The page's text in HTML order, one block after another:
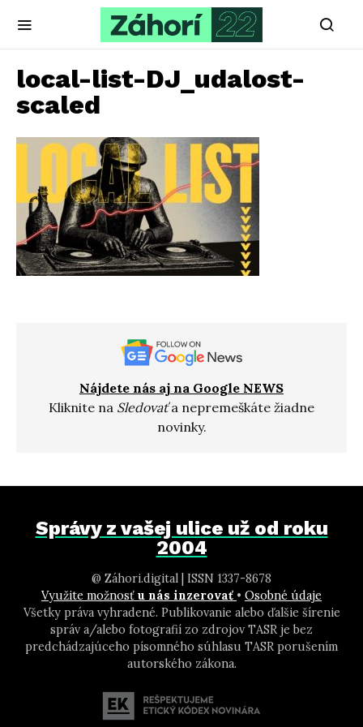
local-list-DJ_udalost-
scaled
Nájdete nás aj na Google NEWS
Kliknite na Sledovaťa nepremeškáte žiadne
novinky.
Správy z vašej ulice už od roku
2004
@ Záhori.digital | ISSN 1337-8678
Využite možnosť u nás inzerovať • Osobné údaje
Všetky práva vyhradené. Publikovanie alebo ďalšie šírenie
správ a/alebo fotografií zo zdrojov TASR je bez
predchádzajúceho písomného súhlasu TASR porušením
autorského zákona.